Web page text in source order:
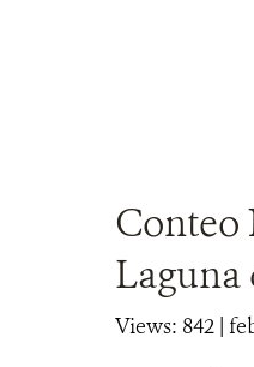
Conteo
Laguna
Views: 842|